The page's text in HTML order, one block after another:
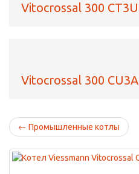
Vitocrossal 300 CT3U
Vitocrossal 300 CU3A
← Промышленные котлы